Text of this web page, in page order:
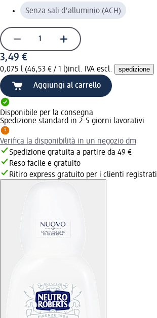
Senza sali d'alluminio (ACH)
3,49 €
0,075 l (46,53 € / 1 l)incl. IVA escl. spedizione
Aggiungi al carrello
Disponibile per la consegna
Spedizione standard in 2-5 giorni lavorativi
Verifica la disponibilità in un negozio dm
Spedizione gratuita a partire da 49 €
Reso facile e gratuito
Ritiro express gratuito per i clienti registrati